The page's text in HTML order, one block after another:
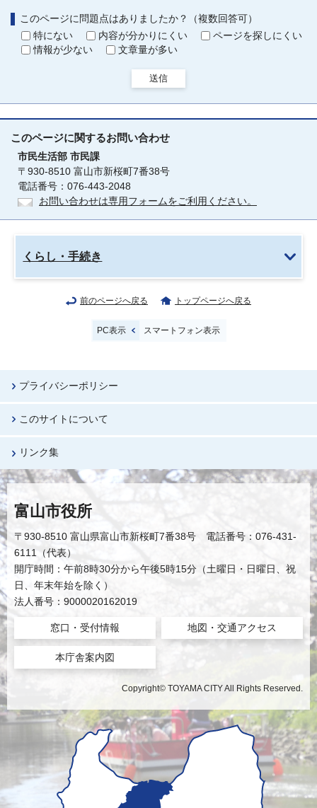
このページに問題点はありましたか？（複数回答可）
特にない
内容が分かりにくい
ページを探しにくい
情報が少ない
文章量が多い
送信
このページに関するお問い合わせ
市民生活部 市民課
〒930-8510 富山市新桜町7番38号
電話番号：076-443-2048
お問い合わせは専用フォームをご利用ください。
くらし・手続き
前のページへ戻る トップページへ戻る
PC表示 スマートフォン表示
プライバシーポリシー
このサイトについて
リンク集
富山市役所
〒930-8510 富山県富山市新桜町7番38号 電話番号：076-431-
6111（代表）
開庁時間：午前8時30分から午後5時15分（土曜日・日曜日、祝
日、年末年始を除く）
法人番号：9000020162019
窓口・受付情報 地図・交通アクセス
本庁舎案内図
Copyright© TOYAMA CITY All Rights Reserved.